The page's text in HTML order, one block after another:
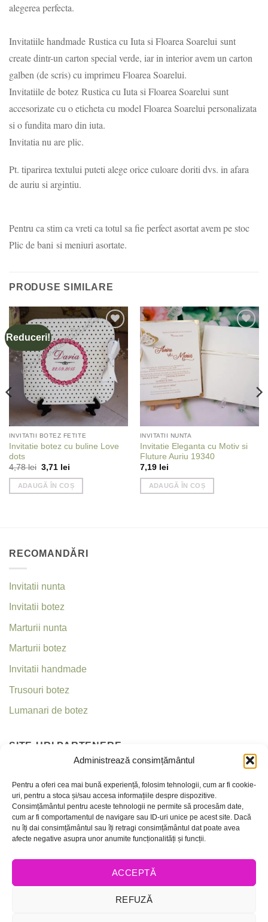
Administrează consimțământul
Pentru a oferi cea mai bună experiență, folosim tehnologii, cum ar fi cookie-
uri, pentru a stoca și/sau accesa informațiile despre dispozitive.
Consimțământul pentru aceste tehnologii ne permite să procesăm date,
cum ar fi comportamentul de navigare sau ID-uri unice pe acest site. Dacă
nu îți dai consimțământul sau îți retragi consimțământul dat poate avea
afecte negative asupra unor anumite funcționalități și funcții.
ACCEPTĂ
REFUZĂ
alegerea perfecta.
Invitatiile handmade Rustica cu Iuta si Floarea Soarelui sunt
create dintr-un carton special verde, iar in interior avem un carton
galben (de scris) cu imprimeu Floarea Soarelui.
Invitatiile de botez Rustica cu Iuta si Floarea Soarelui sunt
accesorizate cu o eticheta cu model Floarea Soarelui personalizata
si o fundita maro din iuta.
Invitatia nu are plic.
Pt. tiparirea textului puteti alege orice culoare doriti dvs. in afara
de auriu si argintiu.
Pentru ca stim ca vreti ca totul sa fie perfect asortat avem pe stoc
Plic de bani si meniuri asortate.
PRODUSE SIMILARE
Reduceri!
Add to
wishlist
INVITATII BOTEZ FETITE
Invitatie botez cu buline Love
dots
4,78lei Prețul
a
fost:
3,71 leiPrețul
este:
3,71 lei.
ADAUGĂ ÎN COȘ
INVITATII NUNTA
Invitatie Eleganta cu Motiv si
Fluture Auriu 19340
7,19 lei
ADAUGĂ ÎN COȘ
RECOMANDĂRI
Invitatii nunta
Invitatii botez
Marturii nunta
Marturii botez
Invitatii handmade
Trusouri botez
Lumanari de botez
SITE-URI PARTENERE
Criseea
CONTACT
0756 237 365 / 0736 035 159
E-mail: